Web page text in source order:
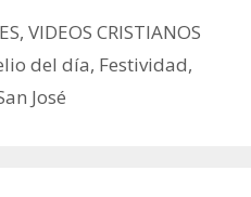
,VIDEOS CRISTIANOS
del día, Festividad,
José